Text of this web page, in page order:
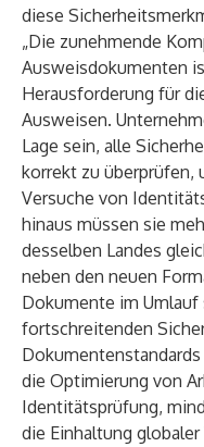
diese
„Die zunehmende
Ausweisdokumenten
Herausforderung für
Ausweisen.
Lage sein, alle
korrekt zu überprüfen,
Versuche von
hinaus müssen sie
desselben Landes
neben den neuen
Dokumente im
fortschreitenden
die Optimierung von
Identitätsprüfung,
die Einhaltung